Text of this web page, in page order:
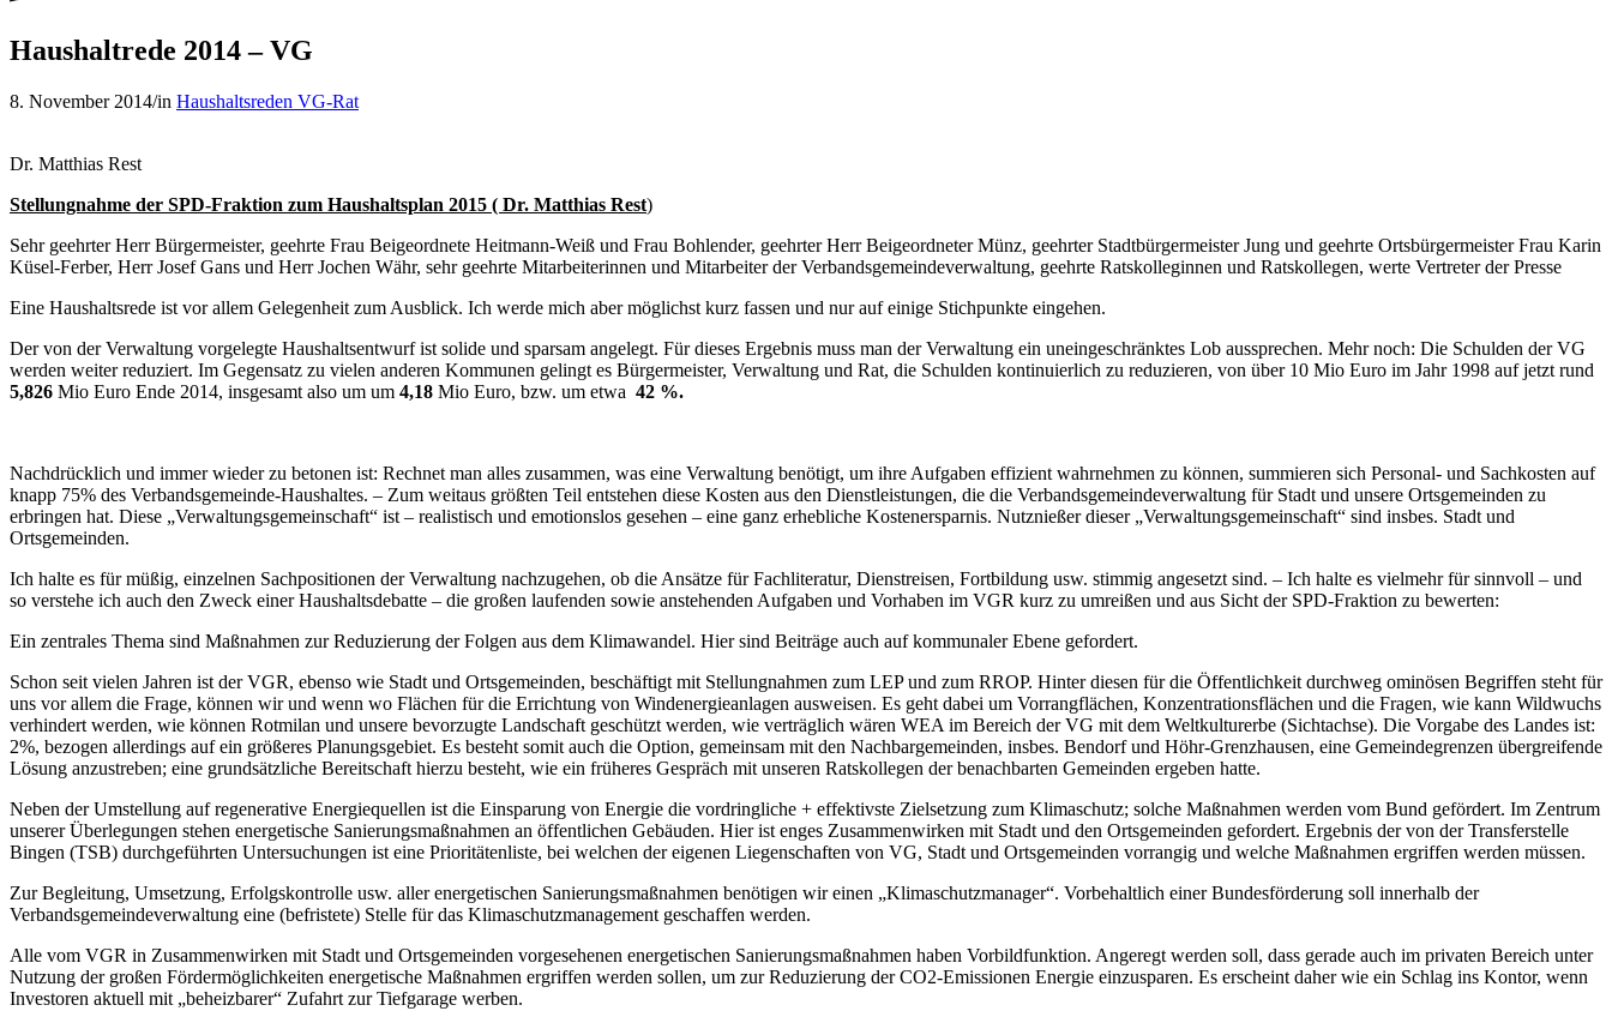
Haushaltrede 2014 – VG
8. November 2014/in Haushaltsreden VG-Rat
Dr. Matthias Rest
Stellungnahme der SPD-Fraktion zum Haushaltsplan 2015 ( Dr. Matthias Rest)
Sehr geehrter Herr Bürgermeister, geehrte Frau Beigeordnete Heitmann-Weiß und Frau Bohlender, geehrter Herr Beigeordneter Münz, geehrter Stadtbürgermeister Jung und geehrte Ortsbürgermeister Frau Karin
Küsel-Ferber, Herr Josef Gans und Herr Jochen Währ, sehr geehrte Mitarbeiterinnen und Mitarbeiter der Verbandsgemeindeverwaltung, geehrte Ratskolleginnen und Ratskollegen, werte Vertreter der Presse
Eine Haushaltsrede ist vor allem Gelegenheit zum Ausblick. Ich werde mich aber möglichst kurz fassen und nur auf einige Stichpunkte eingehen.
Der von der Verwaltung vorgelegte Haushaltsentwurf ist solide und sparsam angelegt. Für dieses Ergebnis muss man der Verwaltung ein uneingeschränktes Lob aussprechen. Mehr noch: Die Schulden der VG
werden weiter reduziert. Im Gegensatz zu vielen anderen Kommunen gelingt es Bürgermeister, Verwaltung und Rat, die Schulden kontinuierlich zu reduzieren, von über 10 Mio Euro im Jahr 1998 auf jetzt rund
5,826 Mio Euro Ende 2014, insgesamt also um um 4,18 Mio Euro, bzw. um etwa 42 %.
Nachdrücklich und immer wieder zu betonen ist: Rechnet man alles zusammen, was eine Verwaltung benötigt, um ihre Aufgaben effizient wahrnehmen zu können, summieren sich Personal- und Sachkosten auf
knapp 75% des Verbandsgemeinde-Haushaltes. – Zum weitaus größten Teil entstehen diese Kosten aus den Dienstleistungen, die die Verbandsgemeindeverwaltung für Stadt und unsere Ortsgemeinden zu
erbringen hat. Diese „Verwaltungsgemeinschaft“ ist – realistisch und emotionslos gesehen – eine ganz erhebliche Kostenersparnis. Nutznießer dieser „Verwaltungsgemeinschaft“ sind insbes. Stadt und
Ortsgemeinden.
Ich halte es für müßig, einzelnen Sachpositionen der Verwaltung nachzugehen, ob die Ansätze für Fachliteratur, Dienstreisen, Fortbildung usw. stimmig angesetzt sind. – Ich halte es vielmehr für sinnvoll – und
so verstehe ich auch den Zweck einer Haushaltsdebatte – die großen laufenden sowie anstehenden Aufgaben und Vorhaben im VGR kurz zu umreißen und aus Sicht der SPD-Fraktion zu bewerten:
Ein zentrales Thema sind Maßnahmen zur Reduzierung der Folgen aus dem Klimawandel. Hier sind Beiträge auch auf kommunaler Ebene gefordert.
Schon seit vielen Jahren ist der VGR, ebenso wie Stadt und Ortsgemeinden, beschäftigt mit Stellungnahmen zum LEP und zum RROP. Hinter diesen für die Öffentlichkeit durchweg ominösen Begriffen steht für
uns vor allem die Frage, können wir und wenn wo Flächen für die Errichtung von Windenergieanlagen ausweisen. Es geht dabei um Vorrangflächen, Konzentrationsflächen und die Fragen, wie kann Wildwuchs
verhindert werden, wie können Rotmilan und unsere bevorzugte Landschaft geschützt werden, wie verträglich wären WEA im Bereich der VG mit dem Weltkulturerbe (Sichtachse). Die Vorgabe des Landes ist:
2%, bezogen allerdings auf ein größeres Planungsgebiet. Es besteht somit auch die Option, gemeinsam mit den Nachbargemeinden, insbes. Bendorf und Höhr-Grenzhausen, eine Gemeindegrenzen übergreifende
Lösung anzustreben; eine grundsätzliche Bereitschaft hierzu besteht, wie ein früheres Gespräch mit unseren Ratskollegen der benachbarten Gemeinden ergeben hatte.
Neben der Umstellung auf regenerative Energiequellen ist die Einsparung von Energie die vordringliche + effektivste Zielsetzung zum Klimaschutz; solche Maßnahmen werden vom Bund gefördert. Im Zentrum
unserer Überlegungen stehen energetische Sanierungsmaßnahmen an öffentlichen Gebäuden. Hier ist enges Zusammenwirken mit Stadt und den Ortsgemeinden gefordert. Ergebnis der von der Transferstelle
Bingen (TSB) durchgeführten Untersuchungen ist eine Prioritätenliste, bei welchen der eigenen Liegenschaften von VG, Stadt und Ortsgemeinden vorrangig und welche Maßnahmen ergriffen werden müssen.
Zur Begleitung, Umsetzung, Erfolgskontrolle usw. aller energetischen Sanierungsmaßnahmen benötigen wir einen „Klimaschutzmanager“. Vorbehaltlich einer Bundesförderung soll innerhalb der
Verbandsgemeindeverwaltung eine (befristete) Stelle für das Klimaschutzmanagement geschaffen werden.
Alle vom VGR in Zusammenwirken mit Stadt und Ortsgemeinden vorgesehenen energetischen Sanierungsmaßnahmen haben Vorbildfunktion. Angeregt werden soll, dass gerade auch im privaten Bereich unter
Nutzung der großen Fördermöglichkeiten energetische Maßnahmen ergriffen werden sollen, um zur Reduzierung der CO2-Emissionen Energie einzusparen. Es erscheint daher wie ein Schlag ins Kontor, wenn
Investoren aktuell mit „beheizbarer“ Zufahrt zur Tiefgarage werben.